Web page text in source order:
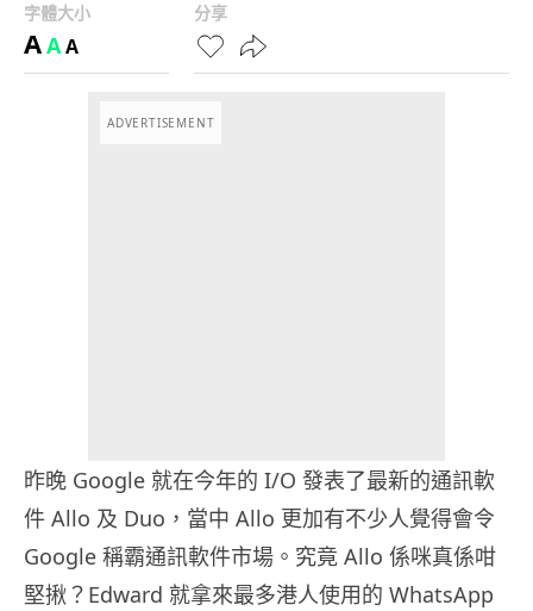
字體大小
AAA
分享
ADVERTISEMENT
昨晚 Google 就在今年的 I/O 發表了最新的通訊軟
件 Allo 及 Duo，當中 Allo 更加有不少人覺得會令
Google 稱霸通訊軟件市場。究竟 Allo 係咪真係咁
堅揪？Edward 就拿來最多港人使用的 WhatsApp